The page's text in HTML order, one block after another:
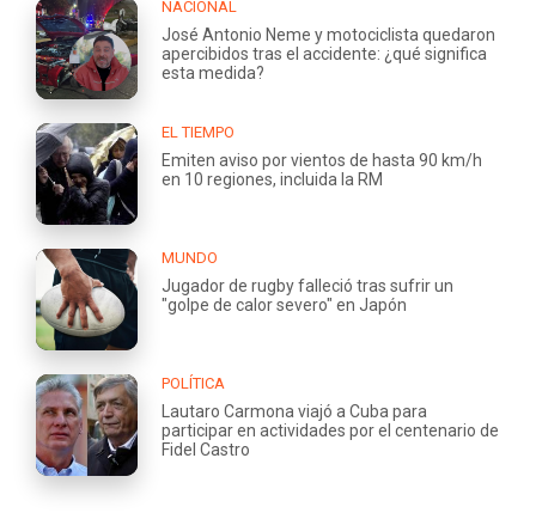
NACIONAL
José Antonio Neme y motociclista quedaron
apercibidos tras el accidente: ¿qué significa
esta medida?
EL TIEMPO
Emiten aviso por vientos de hasta 90 km/h
en 10 regiones, incluida la RM
MUNDO
Jugador de rugby falleció tras sufrir un
"golpe de calor severo" en Japón
POLÍTICA
Lautaro Carmona viajó a Cuba para
participar en actividades por el centenario de
Fidel Castro